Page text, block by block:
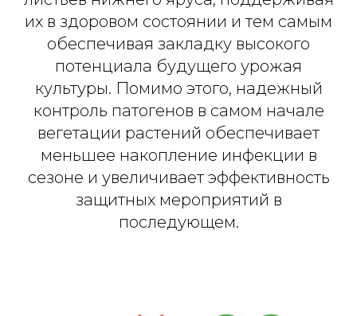
их в здоровом состоянии и тем самым
обеспечивая закладку высокого
потенциала будущего урожая
культуры. Помимо этого, надежный
контроль патогенов в самом начале
вегетации растений обеспечивает
меньшее накопление инфекции в
сезоне и увеличивает эффективность
защитных мероприятий в
последующем.